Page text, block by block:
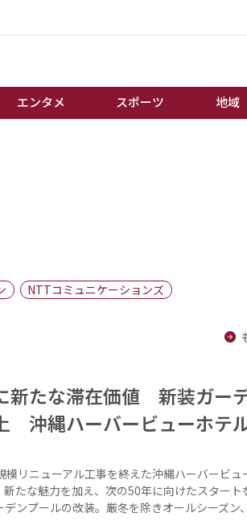
エンタメ スポーツ 地域
棋王戦
NTTコミュニケーションズ
新たな滞在価値 新装ガー
沖縄ハーバービューホテ
リニューアル工事を終えた沖縄ハーバービュ
新たな魅力を加え、次の50年に向けたスタート
ンプールの改装。厳冬を除きオールシーズン